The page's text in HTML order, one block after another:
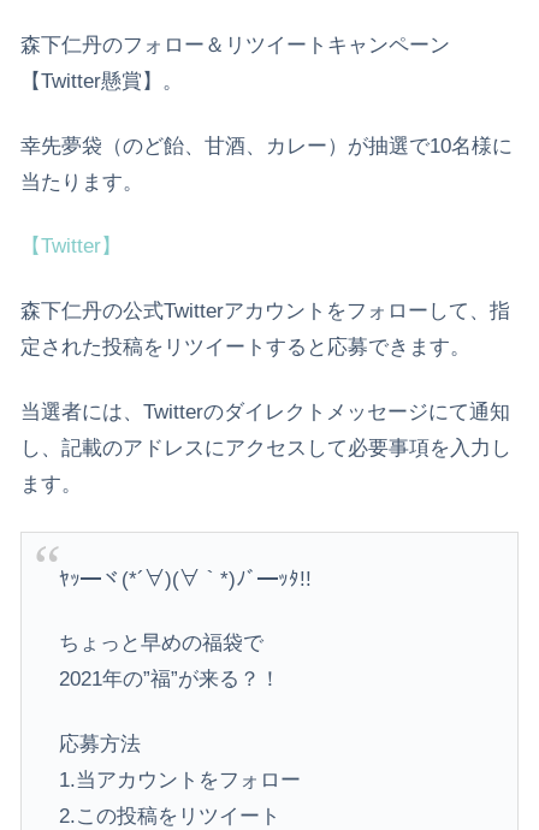
森下仁丹のフォロー＆リツイートキャンペーン
【Twitter懸賞】。
幸先夢袋（のど飴、甘酒、カレー）が抽選で10名様に
当たります。
【Twitter】
森下仁丹の公式Twitterアカウントをフォローして、指
定された投稿をリツイートすると応募できます。
当選者には、Twitterのダイレクトメッセージにて通知
し、記載のアドレスにアクセスして必要事項を入力し
ます。
ﾔｯ━ヾ(*´∀)(∀｀*)ﾉﾞ━ｯﾀ!!
ちょっと早めの福袋で
2021年の”福”が来る？！
応募方法
1.当アカウントをフォロー
2.この投稿をリツイート